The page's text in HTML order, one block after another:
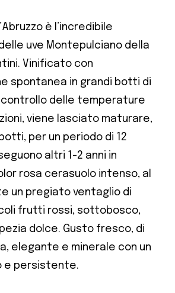
è l’incredibile
uve Montepulciano della
Vinificato con
spontanea in grandi botti di
controllo delle temperature
viene lasciato maturare,
per un periodo di 12
altri 1-2 anni in
rosa cerasuolo intenso, al
un pregiato ventaglio di
frutti rossi, sottobosco,
dolce. Gusto fresco, di
elegante e minerale con un
e persistente.